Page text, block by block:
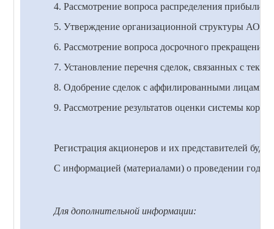
4. Рассмотрение вопроса распределения прибыли
5. Утверждение организационной структуры АО
6. Рассмотрение вопроса досрочного
7. Установление перечня сделок, связанных с
8. Одобрение сделок с аффилированными лицами
9. Рассмотрение результатов оценки системы
Регистрация акционеров и их представителей
С информацией (материалами) о проведении
Для дополнительной информации: